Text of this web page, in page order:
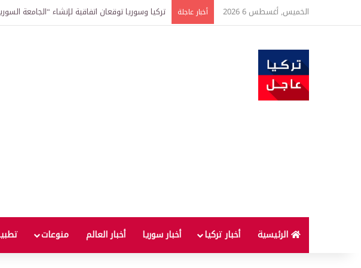
الخميس, أغسطس 6 2026 أخبار عاجلة هل يستمر ارتفاع أسعار الذهب؟ إسلام مميش
الرئيسية أخبار تركيا أخبار سوريا أخبار العالم منوعات